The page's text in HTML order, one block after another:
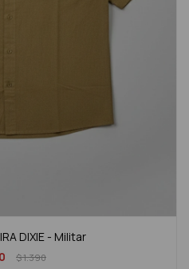
DIXIE - Militar
$1.390